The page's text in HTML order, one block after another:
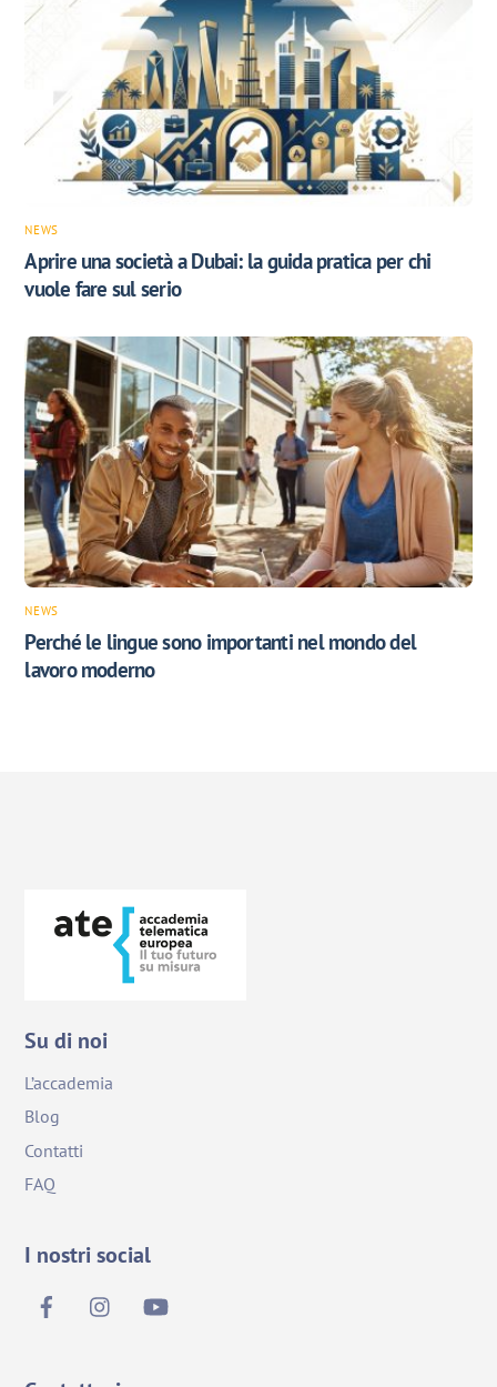
NEWS
Aprire una società a Dubai: la guida pratica per chi
vuole fare sul serio
NEWS
Perché le lingue sono importanti nel mondo del
lavoro moderno
Su di noi
L’accademia
Blog
Contatti
FAQ
I nostri social